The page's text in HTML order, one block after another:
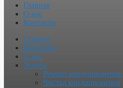
Главная
О нас
Контакты
Menu
Главная
Контакты
О нас
Услуги
Ремонт
Чистка кондиционеров